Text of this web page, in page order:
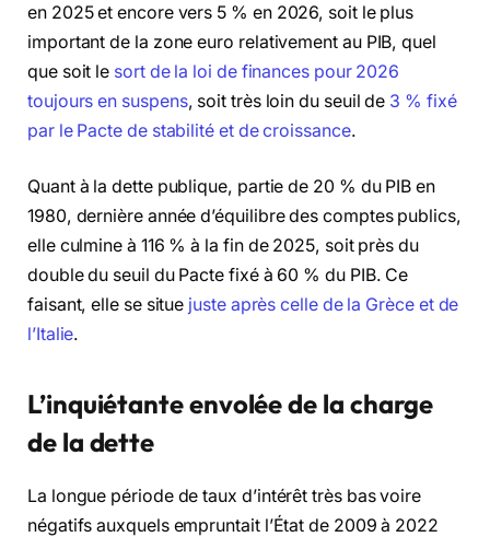
en 2025 et encore vers 5 % en 2026, soit le plus
important de la zone euro relativement au PIB, quel
que soit le sort de la loi de finances pour 2026
toujours en suspens, soit très loin du seuil de 3 % fixé
par le Pacte de stabilité et de croissance.
Quant à la dette publique, partie de 20 % du PIB en
1980, dernière année d’équilibre des comptes publics,
elle culmine à 116 % à la fin de 2025, soit près du
double du seuil du Pacte fixé à 60 % du PIB. Ce
faisant, elle se situe juste après celle de la Grèce et de
l’Italie.
L’inquiétante envolée de la charge
de la dette
La longue période de taux d’intérêt très bas voire
négatifs auxquels empruntait l’État de 2009 à 2022